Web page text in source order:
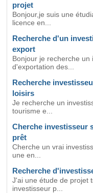
projet
Bonjour,je suis une
licence en...
Recherche d'un
export
Bonjour je recherche
d'exportation des...
Recherche
loisirs
Je recherche un
tourisme e...
Cherche investisseur
prêt
Cherche un vrai
une en...
Recherche
J'ai une étude de projet
investisseur p...